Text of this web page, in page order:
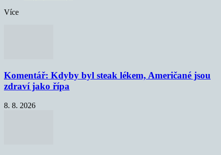
Více
Komentář: Kdyby byl steak lékem, Američané jsou
zdraví jako řípa
8. 8. 2026